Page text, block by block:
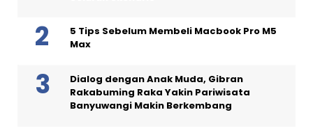
5 Tips Sebelum Membeli Macbook Pro M5
Max
Dialog dengan Anak Muda, Gibran
Rakabuming Raka Yakin Pariwisata
Banyuwangi Makin Berkembang